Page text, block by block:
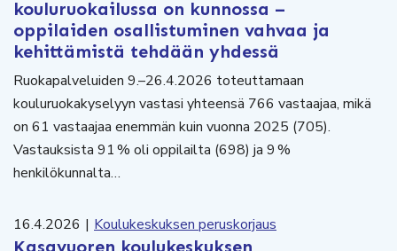
kouluruokailussa on kunnossa –
oppilaiden osallistuminen vahvaa ja
kehittämistä tehdään yhdessä
Ruokapalveluiden 9.–26.4.2026 toteuttamaan
kouluruokakyselyyn vastasi yhteensä 766 vastaajaa, mikä
on 61 vastaajaa enemmän kuin vuonna 2025 (705).
Vastauksista 91 % oli oppilailta (698) ja 9 %
henkilökunnalta…
16.4.2026 | Koulukeskuksen peruskorjaus
Kasavuoren koulukeskuksen